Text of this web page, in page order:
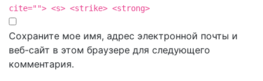
cite=""> <s> <strike> <strong>
Сохраните мое имя, адрес электронной почты и
веб-сайт в этом браузере для следующего
комментария.